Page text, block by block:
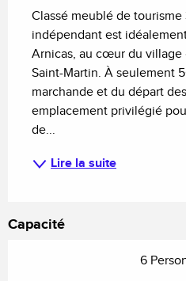
Classé meublé de
indépendant est
Arnicas, au cœur du village
Saint-Martin. À seulement
marchande et du départ
emplacement privilégié
de...
Lire la suite
Capacité
6